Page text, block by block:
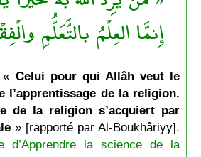
إِنمَّا العِلْمُ بالتَّعَلُّمِ
Celui pour qui Allâh veut le
l’apprentissage de la religion.
de la religion s’acquiert par
» [rapporté par Al-Boukhâriyy].
d’Apprendre la science de la